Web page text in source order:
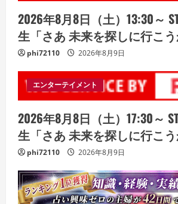
2026年8月8日（土）13:30～
生「さあ 未来を探しに行こ
phi72110 2026年8月9日
エンターテイメント
2026年8月8日（土）17:30～
生「さあ 未来を探しに行こ
phi72110 2026年8月9日